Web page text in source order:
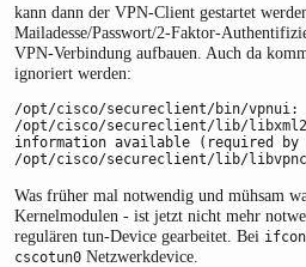
kann dann der VPN-Client gestartet
Mailadesse/Passwort/2-Faktor-
VPN-Verbindung aufbauen. Auch da
ignoriert werden:
/opt/cisco/secureclient/bin/vpnui:
/opt/cisco/secureclient/lib/
information available (required by
/opt/cisco/secureclient/lib/
Was früher mal notwendig und mühsam
Kernelmodulen - ist jetzt nicht mehr
regulären tun-Device gearbeitet. Bei
cscotun0 Netzwerkdevice.